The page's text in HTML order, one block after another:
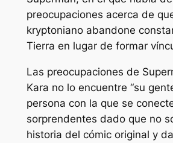
preocupaciones acerca de
kryptoniano abandone
Tierra en lugar de formar
Las preocupaciones de
Kara no lo encuentre “su
persona con la que se
sorprendentes dado que no
historia del cómic original y